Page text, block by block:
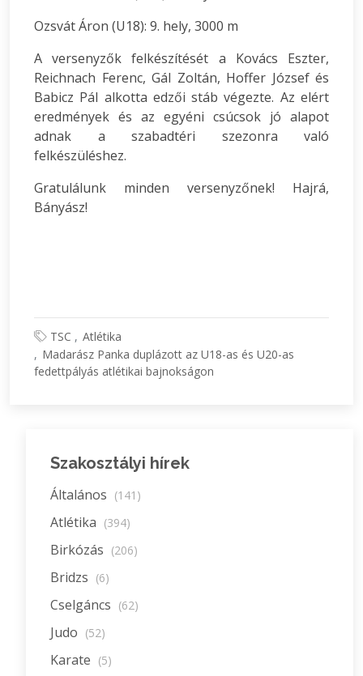
Ozsvát Áron (U18): 9. hely, 3000 m
A versenyzők felkészítését a Kovács Eszter,
Reichnach Ferenc, Gál Zoltán, Hoffer József és
Babicz Pál alkotta edzői stáb végezte. Az elért
eredmények és az egyéni csúcsok jó alapot
adnak a szabadtéri szezonra való
felkészüléshez.
Gratulálunk minden versenyzőnek! Hajrá,
Bányász!
TSC
Atlétika
Madarász Panka duplázott az U18-as és U20-as
fedettpályás atlétikai bajnokságon
Szakosztályi hírek
Általános (141)
Atlétika (394)
Birkózás (206)
Bridzs (6)
Cselgáncs (62)
Judo (52)
Karate (5)